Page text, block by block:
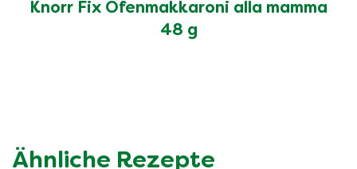
Knorr Fix Ofenmakkaroni alla mamma
48 g
Ähnliche Rezepte